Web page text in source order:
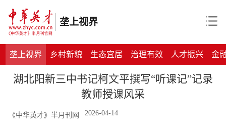
垄上视界
垄上视界 乡村新貌 生态宜居 治理有效 人才振兴 金
湖北阳新三中书记柯文平撰写“听课记”记录
教师授课风采
《中华英才》半月刊网 2026-04-14